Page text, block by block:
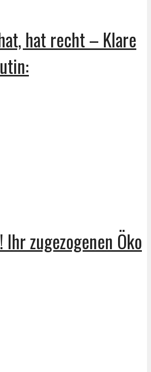
hat recht – Klare
Ihr zugezogenen Öko